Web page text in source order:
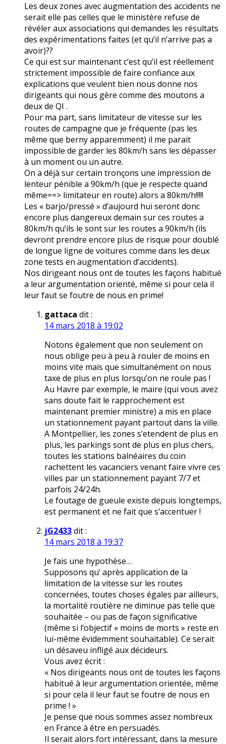
Les deux zones avec augmentation des accidents ne
serait elle pas celles que le ministère refuse de
révéler aux associations qui demandes les résultats
des expérimentations faites (et qu’il n’arrive pas a
avoir)??
Ce qui est sur maintenant c’est qu’il est réellement
strictement impossible de faire confiance aux
explications que veulent bien nous donne nos
dirigeants qui nous gère comme des moutons a
deux de QI .
Pour ma part, sans limitateur de vitesse sur les
routes de campagne que je fréquente (pas les
même que berny apparemment) il me parait
impossible de garder les 80km/h sans les dépasser
à un moment ou un autre.
On a déjà sur certain tronçons une impression de
lenteur pénible a 90km/h (que je respecte quand
même==> limitateur en route) alors a 80km/h!!!!!
Les « barjo/pressé » d’aujourd hui seront donc
encore plus dangereux demain sur ces routes a
80km/h qu’ils le sont sur les routes a 90km/h (ils
devront prendre encore plus de risque pour doublé
de longue ligne de voitures comme dans les deux
zone tests en augmentation d’accidents).
Nos dirigeant nous ont de toutes les façons habitué
a leur argumentation orienté, même si pour cela il
leur faut se foutre de nous en prime!
gattaca dit :
14 mars 2018 à 19:02
Notons également que non seulement on
nous oblige peu à peu à rouler de moins en
moins vite mais que simultanément on nous
taxe de plus en plus lorsqu’on ne roule pas !
Au Havre par exemple, le maire (qui vous avez
sans doute fait le rapprochement est
maintenant premier ministre) a mis en place
un stationnement payant partout dans la ville.
A Montpellier, les zones s’etendent de plus en
plus, les parkings sont de plus en plus chers,
toutes les stations balnéaires du coin
rachettent les vacanciers venant faire vivre ces
villes par un stationnement payant 7/7 et
parfois 24/24h.
Le foutage de gueule existe depuis longtemps,
est permanent et ne fait que s’accentuer !
jG2433dit :
14 mars 2018 à 19:37
Je fais une hypothèse…
Supposons qu’ après application de la
limitation de la vitesse sur les routes
concernées, toutes choses égales par ailleurs,
la mortalité routière ne diminue pas telle que
souhaitée – ou pas de façon significative
(même si l’objectif « moins de morts » reste en
lui-même évidemment souhaitable). Ce serait
un désaveu infligé aux décideurs.
Vous avez écrit :
« Nos dirigeants nous ont de toutes les façons
habitué à leur argumentation orientée, même
si pour cela il leur faut se foutre de nous en
prime ! »
Je pense que nous sommes assez nombreux
en France à être en persuadés.
Il serait alors fort intéressant, dans la mesure